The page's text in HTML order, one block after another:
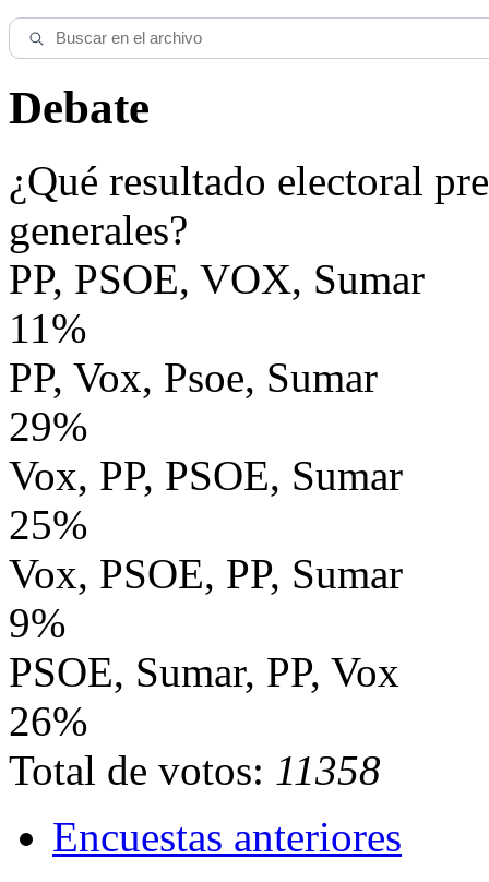
Debate
¿Qué resultado electoral
generales?
PP, PSOE, VOX, Sumar
11%
PP, Vox, Psoe, Sumar
29%
Vox, PP, PSOE, Sumar
25%
Vox, PSOE, PP, Sumar
9%
PSOE, Sumar, PP, Vox
26%
Total de votos: 11358
Encuestas anteriores